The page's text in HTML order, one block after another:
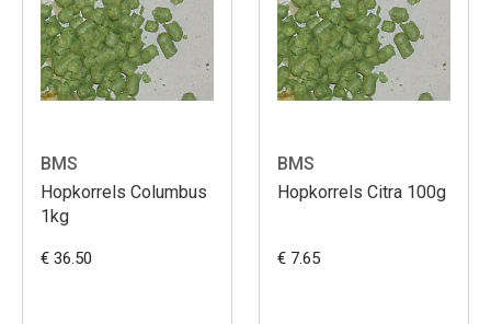
BMS
Hopkorrels Columbus
1kg
€ 36.50
BMS
Hopkorrels Citra 100g
€ 7.65